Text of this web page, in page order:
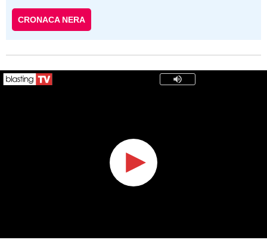
CRONACA NERA